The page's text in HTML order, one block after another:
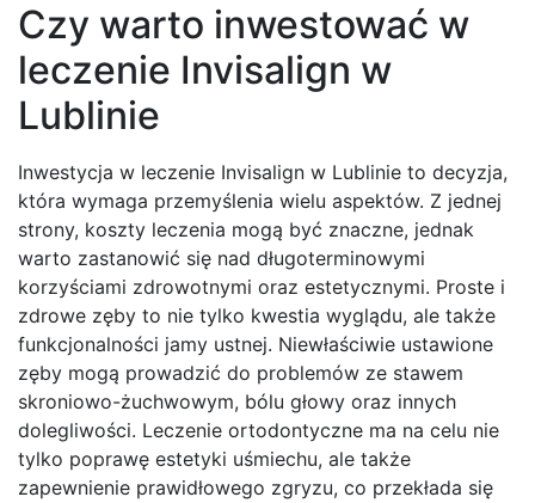
Czy warto inwestować w
leczenie Invisalign w
Lublinie
Inwestycja w leczenie Invisalign w Lublinie to decyzja,
która wymaga przemyślenia wielu aspektów. Z jednej
strony, koszty leczenia mogą być znaczne, jednak
warto zastanowić się nad długoterminowymi
korzyściami zdrowotnymi oraz estetycznymi. Proste i
zdrowe zęby to nie tylko kwestia wyglądu, ale także
funkcjonalności jamy ustnej. Niewłaściwie ustawione
zęby mogą prowadzić do problemów ze stawem
skroniowo-żuchwowym, bólu głowy oraz innych
dolegliwości. Leczenie ortodontyczne ma na celu nie
tylko poprawę estetyki uśmiechu, ale także
zapewnienie prawidłowego zgryzu, co przekłada się